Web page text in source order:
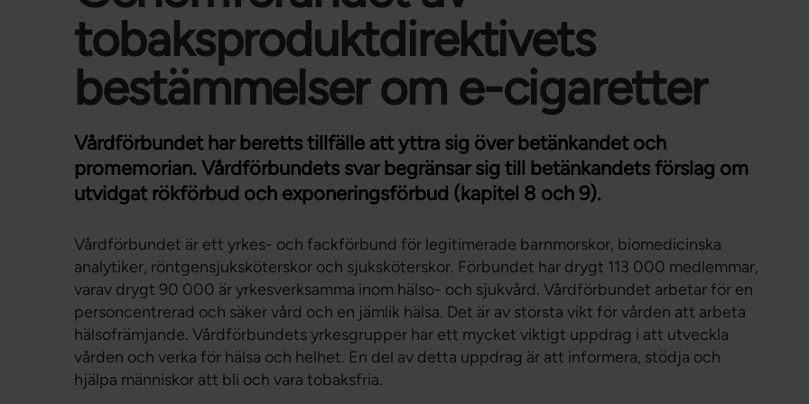
Förtroendevald
Student
Chef
tobaksproduktdirektivets
bestämmelser om e-cigaretter
Vårdförbundet har beretts tillfälle att yttra sig över betänkandet och
promemorian. Vårdförbundets svar begränsar sig till betänkandets förslag om
utvidgat rökförbud och exponeringsförbud (kapitel 8 och 9).
Vårdförbundet är ett yrkes- och fackförbund för legitimerade barnmorskor, biomedicinska
analytiker, röntgensjuksköterskor och sjuksköterskor. Förbundet har drygt 113 000 medlemmar,
varav drygt 90 000 är yrkesverksamma inom hälso- och sjukvård. Vårdförbundet arbetar för en
personcentrerad och säker vård och en jämlik hälsa. Det är av största vikt för vården att arbeta
hälsofrämjande. Vårdförbundets yrkesgrupper har ett mycket viktigt uppdrag i att utveckla
vården och verka för hälsa och helhet. En del av detta uppdrag är att informera, stödja och
hjälpa människor att bli och vara tobaksfria.